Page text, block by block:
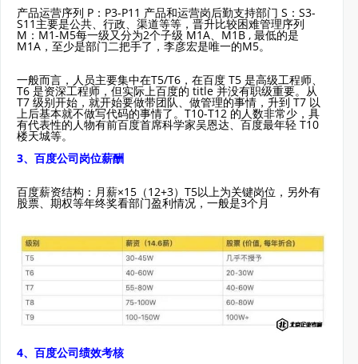
产品运营序列 P：P3-P11 产品和运营岗后勤支持部门 S：S3-
S11主要是公共、行政、渠道等等，晋升比较困难管理序列
M：M1-M5每一级又分为2个子级 M1A、M1B , 最低的是
M1A，至少是部门二把手了，李彦宏是唯一的M5。
一般而言，人员主要集中在T5/T6，在百度 T5 是高级工程师、
T6 是资深工程师，但实际上百度的 title 并没有职级重要。从
T7 级别开始，就开始要做带团队、做管理的事情，升到 T7 以
上后基本就不做写代码的事情了。T10-T12 的人数非常少，具
有代表性的人物有前百度首席科学家吴恩达、百度最年轻 T10
楼天城等。
3、百度公司岗位薪酬
百度薪资结构：月薪×15（12+3）T5以上为关键岗位，另外有
股票、期权等年终奖看部门盈利情况，一般是3个月
4、百度公司绩效考核